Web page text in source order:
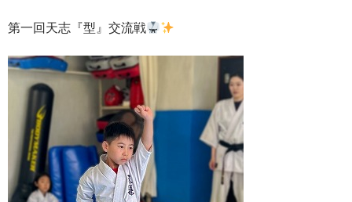
プ第一回天志『型』交流戦